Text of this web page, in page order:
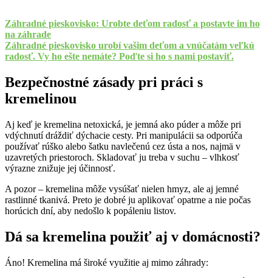
Záhradné pieskovisko: Urobte deťom radosť a postavte im ho
na záhrade
Záhradné pieskovisko urobí vašim deťom a vnúčatám veľkú
radosť. Vy ho ešte nemáte? Poďte si ho s nami postaviť.
Bezpečnostné zásady pri práci s
kremelinou
Aj keď je kremelina netoxická, je jemná ako púder a môže pri
vdýchnutí dráždiť dýchacie cesty. Pri manipulácii sa odporúča
používať rúško alebo šatku navlečenú cez ústa a nos, najmä v
uzavretých priestoroch. Skladovať ju treba v suchu – vlhkosť
výrazne znižuje jej účinnosť.
A pozor – kremelina môže vysúšať nielen hmyz, ale aj jemné
rastlinné tkanivá. Preto je dobré ju aplikovať opatrne a nie počas
horúcich dní, aby nedošlo k popáleniu listov.
Dá sa kremelina použiť aj v domácnosti?
Áno! Kremelina má široké využitie aj mimo záhrady: